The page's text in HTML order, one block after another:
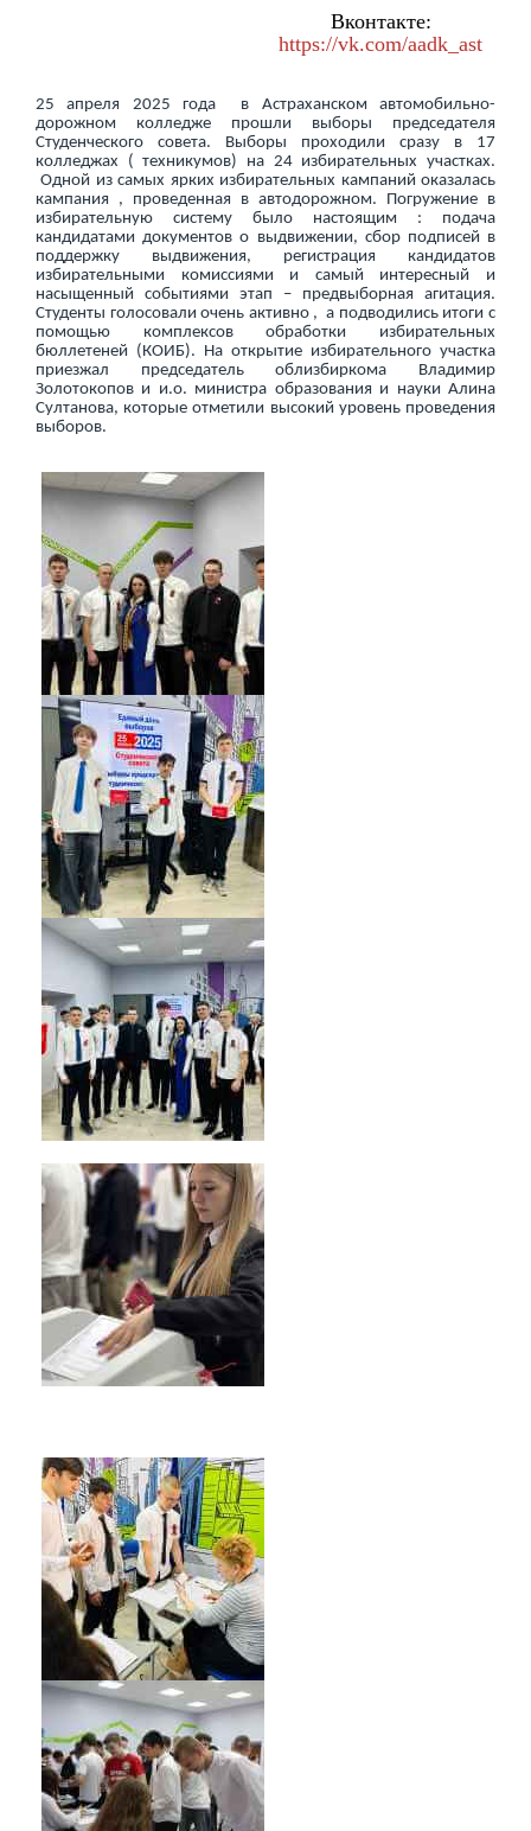
Вконтакте:
https://vk.com/aadk_ast
25 апреля 2025 года в Астраханском автомобильно-
дорожном колледже прошли выборы председателя
Студенческого совета. Выборы проходили сразу в 17
колледжах ( техникумов) на 24 избирательных участках.
Одной из самых ярких избирательных кампаний оказалась
кампания , проведенная в автодорожном. Погружение в
избирательную систему было настоящим : подача
кандидатами документов о выдвижении, сбор подписей в
поддержку выдвижения, регистрация кандидатов
избирательными комиссиями и самый интересный и
насыщенный событиями этап – предвыборная агитация.
Студенты голосовали очень активно , а подводились итоги с
помощью комплексов обработки избирательных
бюллетеней (КОИБ). На открытие избирательного участка
приезжал председатель облизбиркома Владимир
Золотокопов и и.о. министра образования и науки Алина
Султанова, которые отметили высокий уровень проведения
выборов.